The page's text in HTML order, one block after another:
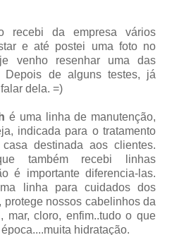
recebi da empresa vários
e até postei uma foto no
venho resenhar uma das
Depois de alguns testes, já
dela. =)
é uma linha de manutenção,
indicada para o tratamento
destinada aos clientes.
também recebi linhas
é importante diferencia-las.
linha para cuidados dos
protege nossos cabelinhos da
mar, cloro, enfim..tudo o que
hidratação.